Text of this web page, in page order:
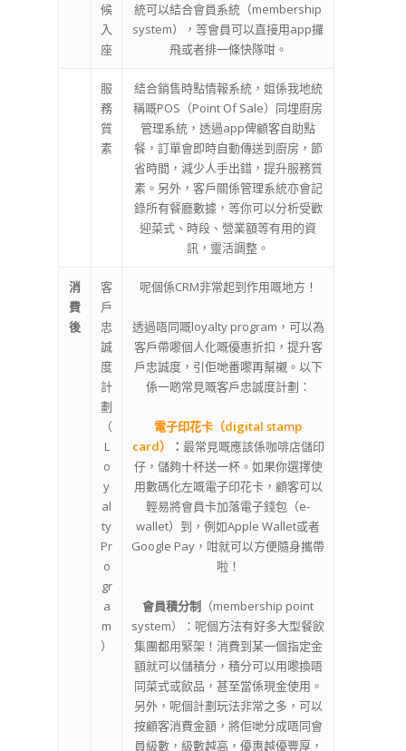
候
入
座
統可以結合會員系統（membership
system），等會員可以直接用app攞
飛或者排一條快隊咁。
服
務
質
素
結合銷售時點情報系統，姐係我地統
稱嘅POS（Point Of Sale）同埋廚房
管理系統，透過app俾顧客自助點
餐，訂單會即時自動傳送到廚房，節
省時間，減少人手出錯，提升服務質
素。另外，客戶關係管理系統亦會記
錄所有餐廳數據，等你可以分析受歡
迎菜式、時段、營業額等有用的資
訊，靈活調整。
消
費
後
客
戶
忠
誠
度
計
劃
（
L
o
y
al
ty
Pr
o
gr
a
m
）
呢個係CRM非常起到作用嘅地方！
透過唔同嘅loyalty program，可以為
客戶帶嚟個人化嘅優惠折扣，提升客
戶忠誠度，引佢哋番嚟再幫襯。以下
係一啲常見嘅客戶忠誠度計劃：
電子印花卡（digital stamp
card）
： 最常見嘅應該係咖啡店儲印
仔，儲夠十杯送一杯。如果你選擇使
用數碼化左嘅電子印花卡，顧客可以
輕易將會員卡加落電子錢包（e-
wallet）到，例如Apple Wallet或者
Google Pay，咁就可以方便隨身攜帶
啦！
會員積分制 （membership point
system）：呢個方法有好多大型餐飲
集團都用緊架！消費到某一個指定金
額就可以儲積分，積分可以用嚟換唔
同菜式或飲品，甚至當係現金使用。
另外，呢個計劃玩法非常之多，可以
按顧客消費金額，將佢哋分成唔同會
員級數，級數越高，優惠越優豐厚，